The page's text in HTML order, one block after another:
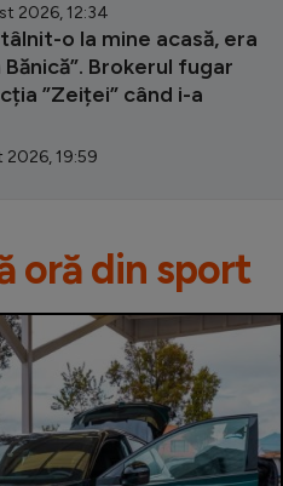
2026, 12:34
o la mine acasă, era
Brokerul fugar
”Zeiței” când i-a
2026, 19:59
oră din sport